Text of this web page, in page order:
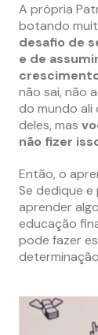
A própria
botando
desafio de
e de
não sai, não
do mundo
deles, mas
não fizer
Então, o
Se dedique
aprender
educação
pode fazer